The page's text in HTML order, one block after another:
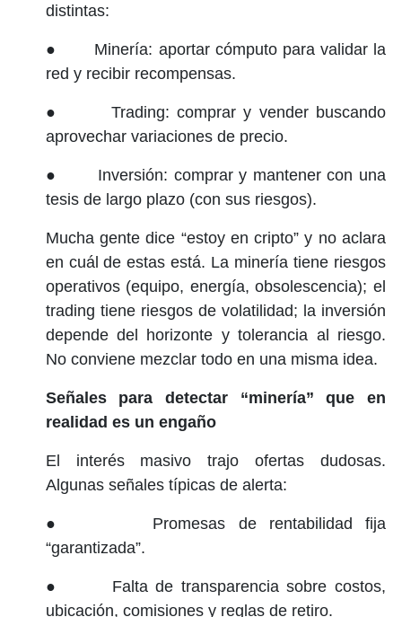
distintas:
● Minería: aportar cómputo para validar la
red y recibir recompensas.
● Trading: comprar y vender buscando
aprovechar variaciones de precio.
● Inversión: comprar y mantener con una
tesis de largo plazo (con sus riesgos).
Mucha gente dice “estoy en cripto” y no aclara
en cuál de estas está. La minería tiene riesgos
operativos (equipo, energía, obsolescencia); el
trading tiene riesgos de volatilidad; la inversión
depende del horizonte y tolerancia al riesgo.
No conviene mezclar todo en una misma idea.
Señales para detectar “minería” que en
realidad es un engaño
El interés masivo trajo ofertas dudosas.
Algunas señales típicas de alerta:
● Promesas de rentabilidad fija
“garantizada”.
● Falta de transparencia sobre costos,
ubicación, comisiones y reglas de retiro.